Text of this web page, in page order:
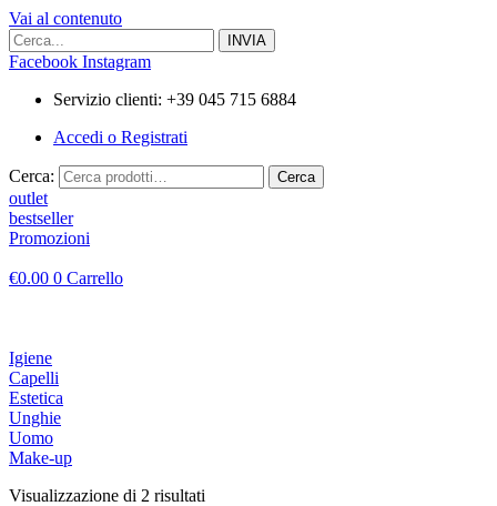
Vai al contenuto
Facebook Instagram
Servizio clienti: +39 045 715 6884
Accedi o Registrati
Cerca: Cerca
outlet
bestseller
Promozioni
€0.00 0 Carrello
Igiene
Capelli
Estetica
Unghie
Uomo
Make-up
Visualizzazione di 2 risultati